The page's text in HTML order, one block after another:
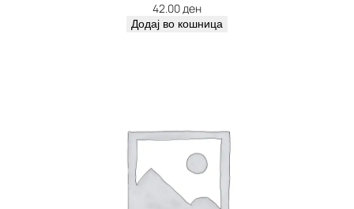
42.00ден
Додај во кошница